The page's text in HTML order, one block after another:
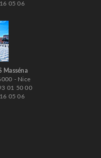
05 06
Masséna
- Nice
01 50 00
05 06